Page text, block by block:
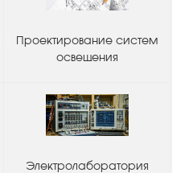
Проектирование систем
освещения
Электролаборатория